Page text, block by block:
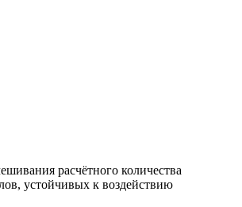
расчётного количества
устойчивых к воздействию